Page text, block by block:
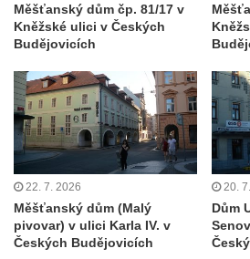
Budova pošty čp. 55 v Novém Boru
Kamenice
Altán na Jehle u České Kamenice
Torzo střeleckého sloupu pod Jehlou v
České Kamenici
Bývalá Střelnice ve Sládkově ulici v
Kamenici
Altán na pěšině nad Máchovou ulicí v
Měšťanský dům čp. 81/17 v
Kněžské ulici v Českých
Budějovicích
22. 7. 2026
Měšťanský dům (Malý
pivovar) v ulici Karla IV. v
Českých Budějovicích
20.
Dům